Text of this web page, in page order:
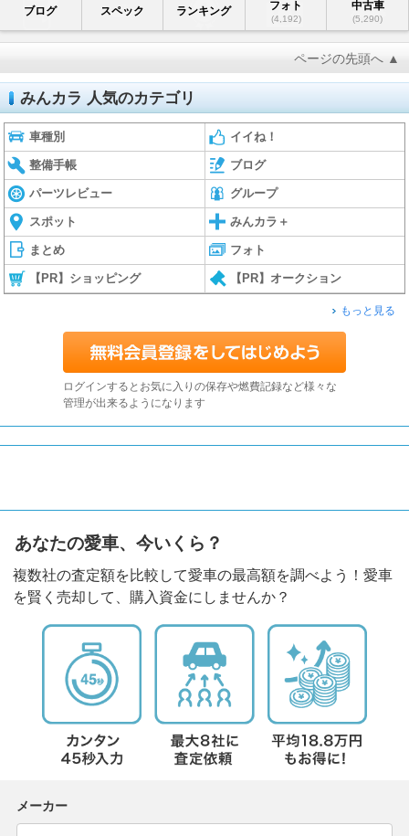
ブログ スペック ランキング フォト
(4,192)
中古車
(5,290)
ページの先頭へ ▲
みんカラ 人気のカテゴリ
車種別 イイね！
整備手帳 ブログ
パーツレビュー グループ
スポット みんカラ＋
まとめ フォト
【PR】ショッピング 【PR】オークション
もっと見る
ログインするとお気に入りの保存や燃費記録など様々な
管理が出来るようになります
あなたの愛車、今いくら？
複数社の査定額を比較して愛車の最高額を調べよう！愛車
を賢く売却して、購入資金にしませんか？
メーカー